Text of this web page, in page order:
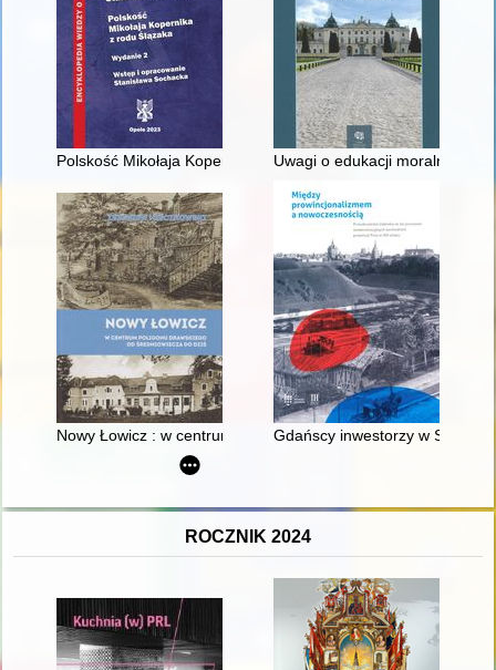
Polskość Mikołaja Kopernika z rodu ŚlązakaUwagi o edukacji moralnej
Nowy Łowicz : w centrum poligonu drawskiego od
Gdańscy inwestorzy w
ROCZNIK 2024